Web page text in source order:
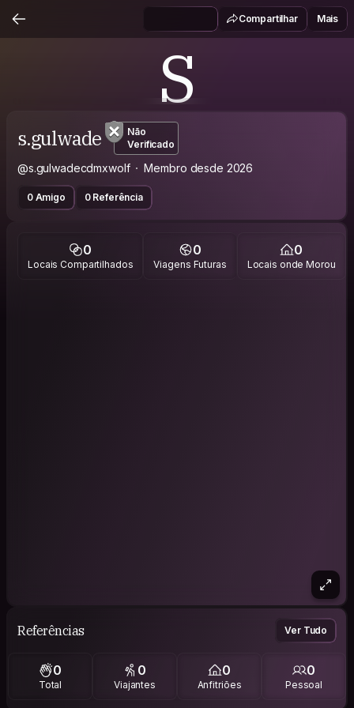
Compartilhar Mais
S
s.gulwade
Não
Verificado
@s.gulwadecdmxwolf Membro desde 2026
0 Amigo 0 Referência
0
Locais Compartilhados
0
Viagens Futuras
0
Locais onde Morou
Referências Ver Tudo
0
Total
0
Viajantes
0
Anfitriões
0
Pessoal